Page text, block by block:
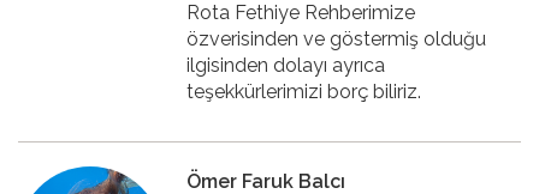
Rota Fethiye Rehberimize
özverisinden ve göstermiş olduğu
ilgisinden dolayı ayrıca
teşekkürlerimizi borç biliriz.
Ömer Faruk Balcı